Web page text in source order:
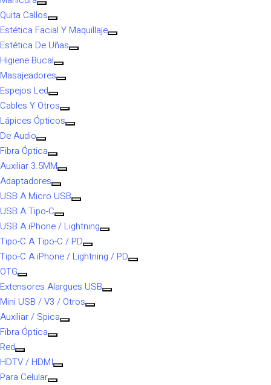
Quita Callos
Estética Facial Y Maquillaje
Estética De Uñas
Higiene Bucal
Masajeadores
Espejos Led
Cables Y Otros
Lápices Ópticos
De Audio
Fibra Óptica
Auxiliar 3.5MM
Adaptadores
USB A Micro USB
USB A Tipo-C
USB A iPhone / Lightning
Tipo-C A Tipo-C / PD
Tipo-C A iPhone / Lightning / PD
OTG
Extensores Alargues USB
Mini USB / V3 / Otros
Auxiliar / Spica
Fibra Óptica
Red
HDTV / HDMI
Para Celular